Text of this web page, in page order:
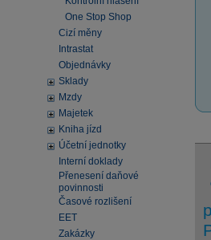
One Stop Shop
Cizí měny
Intrastat
Objednávky
Sklady
Mzdy
Majetek
Kniha jízd
Účetní jednotky
Interní doklady
Přenesení daňové
povinnosti
Časové rozlišení
EET
Zakázky